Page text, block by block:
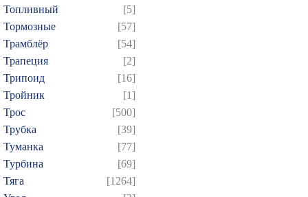
Топливный
[5]
Тормозные
[57]
Трамблёр
[54]
Трапеция
[2]
Трипоид
[16]
Тройник
[1]
Трос
[500]
Трубка
[39]
Туманка
[77]
Турбина
[69]
Тяга
[1264]